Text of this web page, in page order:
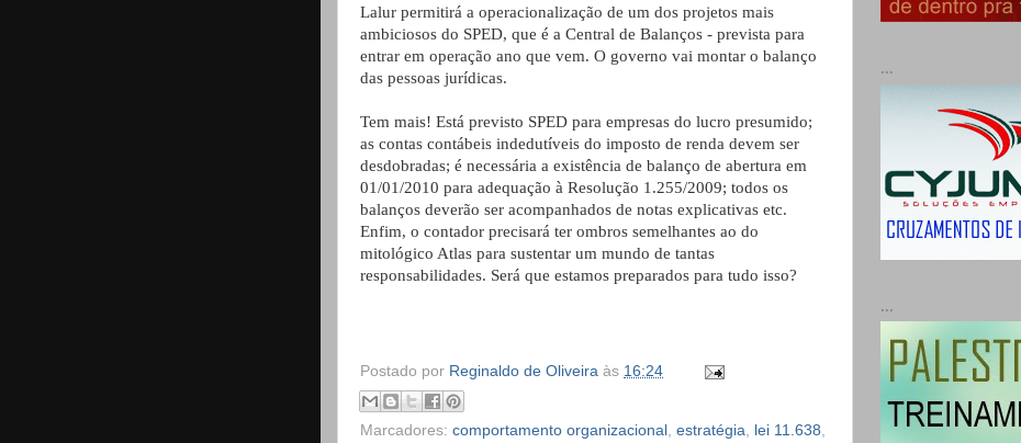
Lalur permitirá a operacionalização de um dos projetos mais
ambiciosos do SPED, que é a Central de Balanços - prevista para
entrar em operação ano que vem. O governo vai montar o balanço
das pessoas jurídicas.
Tem mais! Está previsto SPED para empresas do lucro presumido;
as contas contábeis indedutíveis do imposto de renda devem ser
desdobradas; é necessária a existência de balanço de abertura em
01/01/2010 para adequação à Resolução 1.255/2009; todos os
balanços deverão ser acompanhados de notas explicativas etc.
Enfim, o contador precisará ter ombros semelhantes ao do
mitológico Atlas para sustentar um mundo de tantas
responsabilidades. Será que estamos preparados para tudo isso?
Postado por Reginaldo de Oliveira às 16:24
Marcadores: comportamento organizacional estratégia lei 11.638
...
...